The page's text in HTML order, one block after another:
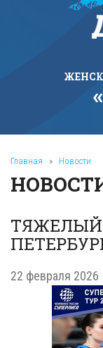
Главная » Новости
ТЯЖЕЛЫЙ
22 февраля 2026